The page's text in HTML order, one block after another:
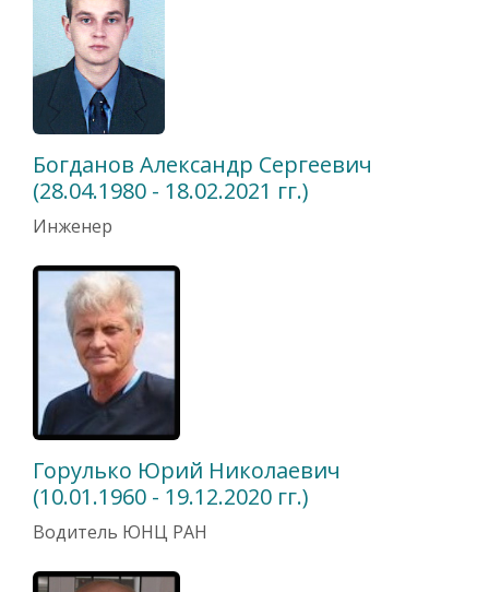
Богданов Александр Сергеевич
(28.04.1980 - 18.02.2021 гг.)
Инженер
Горулько Юрий Николаевич
(10.01.1960 - 19.12.2020 гг.)
Водитель ЮНЦ РАН